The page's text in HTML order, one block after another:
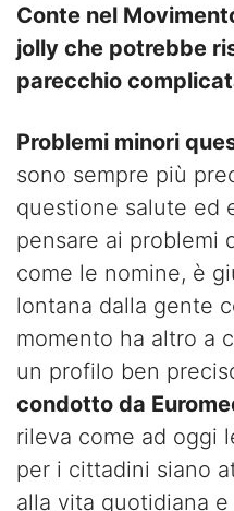
Conte nel
jolly che potrebbe
parecchio
Problemi minori
sono sempre più
questione salute ed
pensare ai problemi
come le nomine, è
lontana dalla gente
momento ha altro a
un profilo ben
condotto da
rileva come ad oggi
per i cittadini siano
alla vita quotidiana